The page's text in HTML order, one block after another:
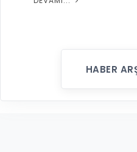
HABER